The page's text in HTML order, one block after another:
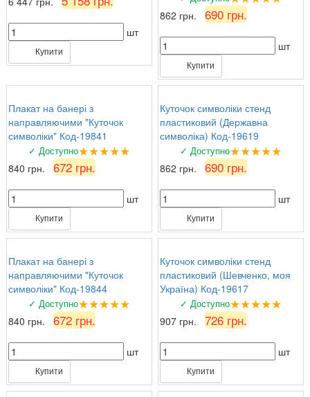
шт
Купити
862 грн. 690 грн.
шт
Купити
Плакат на банері з
направляючими "Куточок
символіки" Код-19841
✓ Доступно★★★★★
840 грн. 672 грн.
шт
Купити
Куточок символіки стенд
пластиковий (Державна
символіка) Код-19619
✓ Доступно★★★★★
862 грн. 690 грн.
шт
Купити
Плакат на банері з
направляючими "Куточок
символіки" Код-19844
✓ Доступно★★★★★
840 грн. 672 грн.
шт
Купити
Куточок символіки стенд
пластиковий (Шевченко, моя
Україна) Код-19617
✓ Доступно★★★★★
907 грн. 726 грн.
шт
Купити